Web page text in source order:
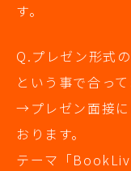
す。
Q.プレゼン形式
という事で合っ
→プレゼン面接に
おります。
テーマ「